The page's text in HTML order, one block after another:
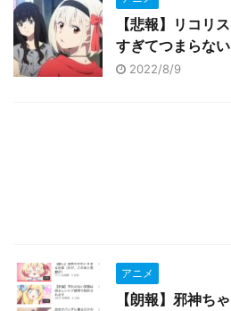
【悲報】リコリ
すぎてつまらな
2022/8/9
アニメ
【朗報】邪神ち